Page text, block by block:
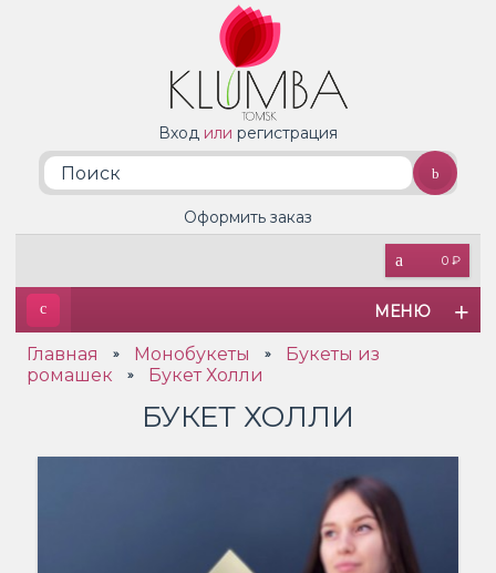
Вход или регистрация
0 ₽
Оформить заказ
МЕНЮ
Главная » Монобукеты »
Букеты из
ромашек
» Букет Холли
БУКЕТ ХОЛЛИ